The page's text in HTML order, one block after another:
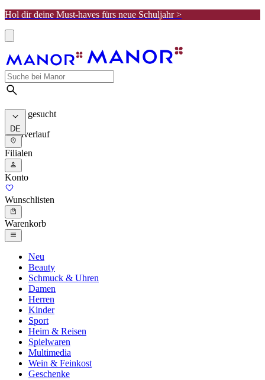
Hol dir deine Must-haves fürs neue Schuljahr >
Meist gesucht
Suchverlauf
DE
Filialen
Konto
Wunschlisten
Warenkorb
Neu
Beauty
Schmuck & Uhren
Damen
Herren
Kinder
Sport
Heim & Reisen
Spielwaren
Multimedia
Wein & Feinkost
Geschenke